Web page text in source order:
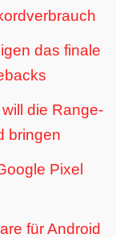
das finale
die Range-
bringen
Pixel
für Android